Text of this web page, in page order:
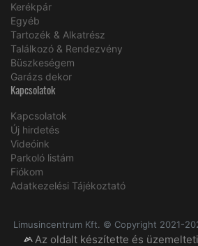
Kerékpár
Egyéb
Tartozék & Alkatrész
Találkozó & Rendezvény
Büszkeségem
Garázs dekor
Kapcsolatok
Kapcsolatok
Új hirdetés
Videóink
Parkoló listám
Fiókom
Adatkezelési Tájékoztató
Limusincentrum Kft. © Copyright 2021-
Az oldalt készítette és